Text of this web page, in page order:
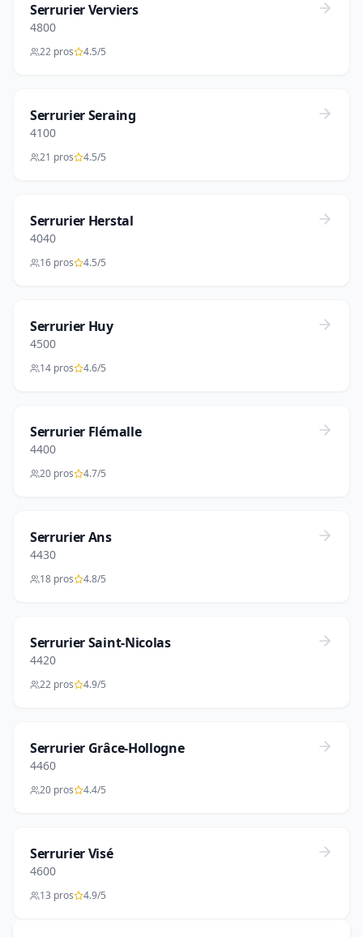
Serrurier Verviers
4800
22 pros 4.5/5
Serrurier Seraing
4100
21 pros 4.5/5
Serrurier Herstal
4040
16 pros 4.5/5
Serrurier Huy
4500
14 pros 4.6/5
Serrurier Flémalle
4400
20 pros 4.7/5
Serrurier Ans
4430
18 pros 4.8/5
Serrurier Saint-Nicolas
4420
22 pros 4.9/5
Serrurier Grâce-Hollogne
4460
20 pros 4.4/5
Serrurier Visé
4600
13 pros 4.9/5